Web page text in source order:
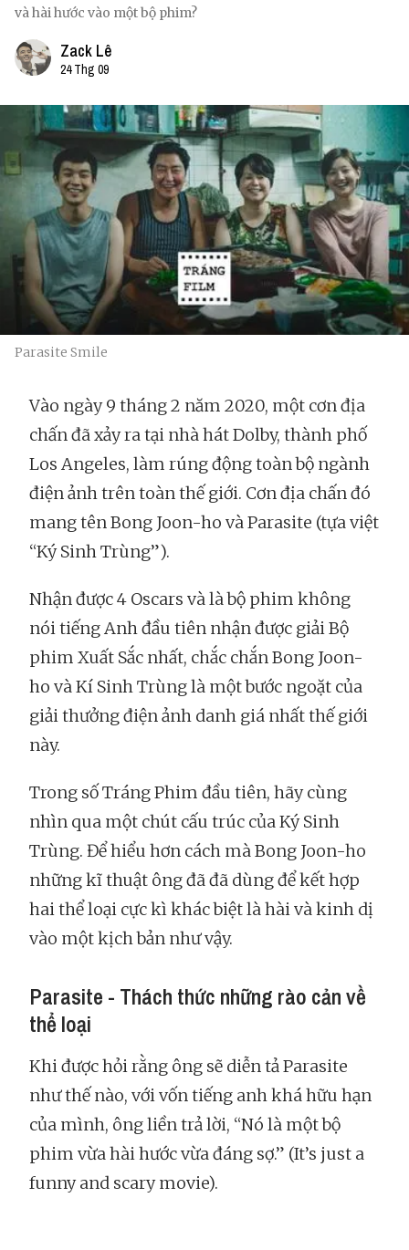
và hài hước vào một bộ phim?
Zack Lê
24 Thg 09
Parasite Smile
Vào ngày 9 tháng 2 năm 2020, một cơn địa
chấn đã xảy ra tại nhà hát Dolby, thành phố
Los Angeles, làm rúng động toàn bộ ngành
điện ảnh trên toàn thế giới. Cơn địa chấn đó
mang tên Bong Joon-ho và Parasite (tựa việt
“Ký Sinh Trùng”).
Nhận được 4 Oscars và là bộ phim không
nói tiếng Anh đầu tiên nhận được giải Bộ
phim Xuất Sắc nhất, chắc chắn Bong Joon-
ho và Kí Sinh Trùng là một bước ngoặt của
giải thưởng điện ảnh danh giá nhất thế giới
này.
Trong số Tráng Phim đầu tiên, hãy cùng
nhìn qua một chút cấu trúc của Ký Sinh
Trùng. Để hiểu hơn cách mà Bong Joon-ho
những kĩ thuật ông đã đã dùng để kết hợp
hai thể loại cực kì khác biệt là hài và kinh dị
vào một kịch bản như vậy.
Parasite - Thách thức những rào cản về
thể loại
Khi được hỏi rằng ông sẽ diễn tả Parasite
như thế nào, với vốn tiếng anh khá hữu hạn
của mình, ông liền trả lời, “Nó là một bộ
phim vừa hài hước vừa đáng sợ.” (It’s just a
funny and scary movie).